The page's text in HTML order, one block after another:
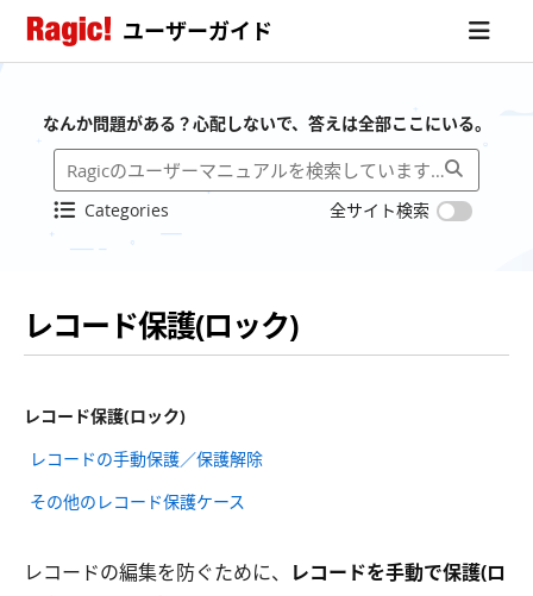
ユーザーガイド
なんか問題がある？心配しないで、答えは全部ここにいる。
Categories 全サイト検索
レコード保護(ロック)
レコード保護(ロック)
レコードの手動保護／保護解除
その他のレコード保護ケース
レコードの編集を防ぐために、
レコードを手動で保護(ロ